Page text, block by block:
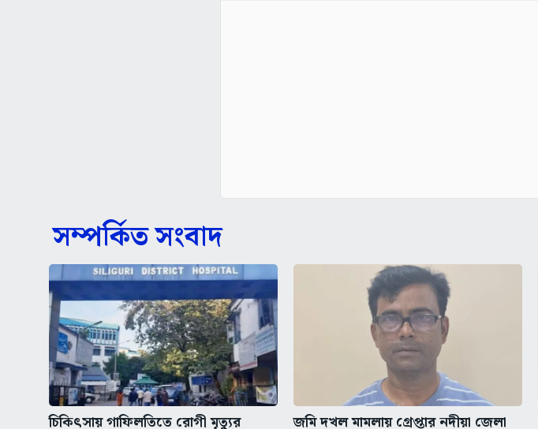
সম্পর্কিত সংবাদ
চিকিৎসায় গাফিলতিতে রোগী মৃত্যুর জমি দখল মামলায় গ্রেপ্তার নদীয়া জেলা